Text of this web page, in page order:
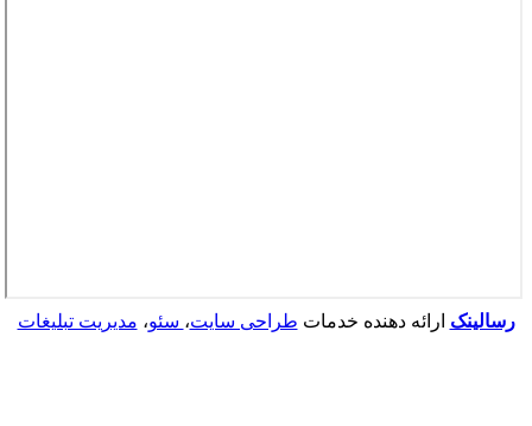
رسالینک ارائه دهنده خدمات طراحی سایت، سئو، مدیریت تبلیغات